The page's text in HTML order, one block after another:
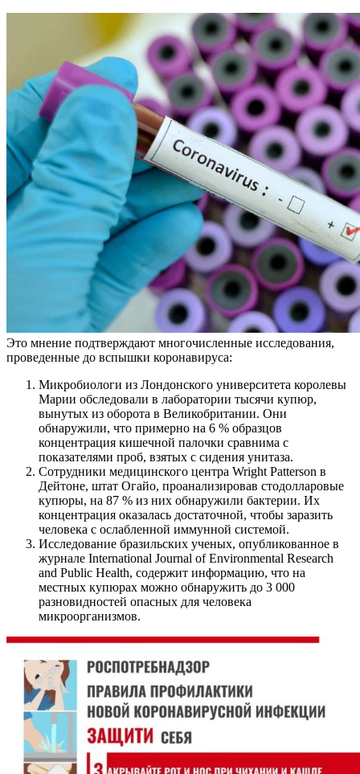
Это мнение подтверждают многочисленные исследования,
проведенные до вспышки коронавируса:
Микробиологи из Лондонского университета королевы
Марии обследовали в лаборатории тысячи купюр,
вынутых из оборота в Великобритании. Они
обнаружили, что примерно на 6 % образцов
концентрация кишечной палочки сравнима с
показателями проб, взятых с сидения унитаза.
Сотрудники медицинского центра Wright Patterson в
Дейтоне, штат Огайо, проанализировав стодолларовые
купюры, на 87 % из них обнаружили бактерии. Их
концентрация оказалась достаточной, чтобы заразить
человека с ослабленной иммунной системой.
Исследование бразильских ученых, опубликованное в
журнале International Journal of Environmental Research
and Public Health, содержит информацию, что на
местных купюрах можно обнаружить до 3 000
разновидностей опасных для человека
микроорганизмов.